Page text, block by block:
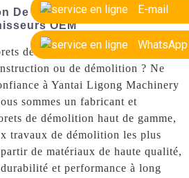
E-mail
WhatsApp
De Haute Qualité :
OEM
de démolition de haute qualité
ou de démolition ? Ne
à Yantai Ligong Machinery
sommes un fabricant et
de démolition haut de gamme,
travaux de démolition les plus
de matériaux de haute qualité,
et performance à long